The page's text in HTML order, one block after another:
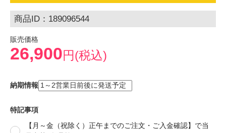
商品ID：189096544
販売価格
26,900円(税込)
納期情報
特記事項
【月～金（祝除く）正午までのご注文・ご入金確認】で当